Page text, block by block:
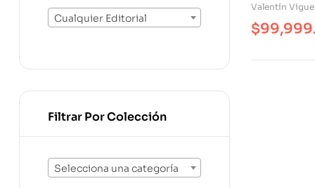
Valentín
$
Cualquier Editorial
Filtrar Por Colección
Selecciona una categoría